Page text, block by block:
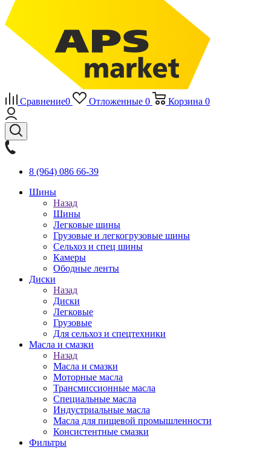
Сравнение0 Отложенные 0 Корзина 0
8 (964) 086 66-39
Шины
Назад
Шины
Легковые шины
Грузовые и легкогрузовые шины
Сельхоз и спец шины
Камеры
Ободные ленты
Диски
Назад
Диски
Легковые
Грузовые
Для сельхоз и спецтехники
Масла и смазки
Назад
Масла и смазки
Моторные масла
Трансмиссионные масла
Специальные масла
Индустриальные масла
Масла для пищевой промышленности
Консистентные смазки
Фильтры